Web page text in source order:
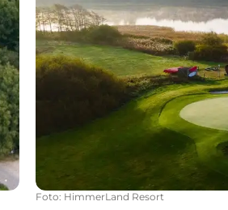
Foto: HimmerLand Resort